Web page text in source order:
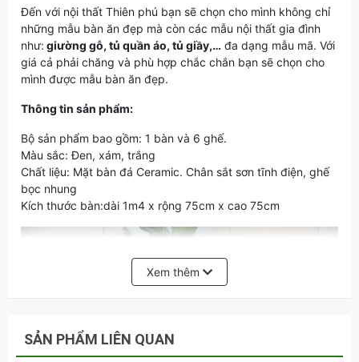
Đến với nội thất Thiên phú bạn sẽ chọn cho mình không chỉ
những mẫu bàn ăn đẹp mà còn các mẫu nội thất gia đình
như: giường gỗ, tủ quần áo, tủ giầy,… đa dạng mẫu mã. Với
giá cả phải chăng và phù hợp chắc chắn bạn sẽ chọn cho
mình được mẫu bàn ăn đẹp.
Thông tin sản phẩm:
Bộ sản phẩm bao gồm: 1 bàn và 6 ghế.
Màu sắc: Đen, xám, trắng
Chất liệu: Mặt bàn đá Ceramic. Chân sắt sơn tĩnh điện, ghế
bọc nhung
Kích thước bàn:dài 1m4 x rộng 75cm x cao 75cm
Xem thêm
SẢN PHẨM LIÊN QUAN